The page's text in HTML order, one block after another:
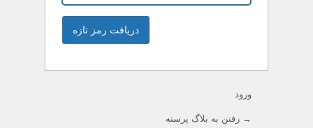
ورود
→ رفتن به بلاگ پرسته